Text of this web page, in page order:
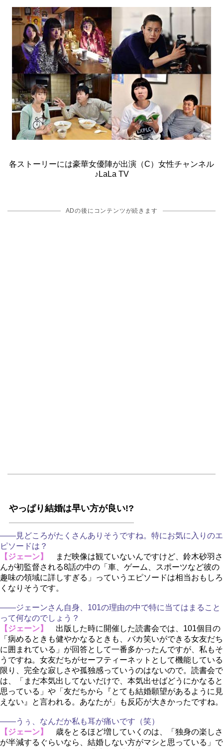
各ストーリーには豪華女優陣が出演（C）女性チャンネル
♪LaLa TV
ADの後にコンテンツが続きます
っぱり結婚は早い方が良い!?
――見どころがたくさんありそうですね。特にお気に入りのエ
ピソードは？
【ジェーン】
まだ映像は観ていないんですけど、鈴木砂羽さ
んが初監督される8話の中の「車、ゲーム、スポーツなど彼の
趣味の領域に詳しすぎる」っていうエピソードは相当おもしろ
くなりそうです。
――ジェーンさん自身、101の理由の中で特に当てはまること
って何なのでしょう？
【ジェーン】
出版した時に開催した読書会では、101個目の
「病めるときも健やかなるときも、バカ笑いができる女友だち
に囲まれている」が回答として一番多かったんですが、私もそ
うですね。女友だちがセーフティーネットとして機能している
限り、完全な寂しさや孤独感っていうのはないので。読書会で
は、「まだ本気出してないだけで、本気出せばどうにかなると
思っている」や「友だちから『とても結婚願望があるように見
えない』と言われる。あなたが」も反応が大きかったですね。
――うぅ、なんだか私も耳が痛いです（笑）
【ジェーン】
歳をとるほど増していくのは、「独身の楽しさ
が半減するぐらいなら、結婚しない方がマシと思っている」で